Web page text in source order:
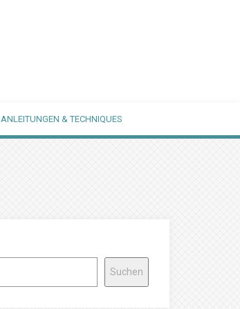
ANLEITUNGEN & TECHNIQUES
Suchen